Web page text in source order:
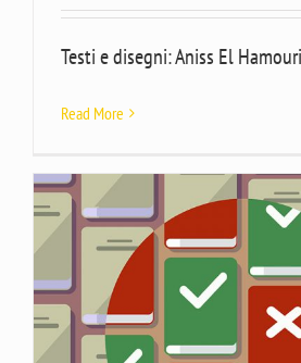
Testi e disegni: Aniss El Hamouri
Read More